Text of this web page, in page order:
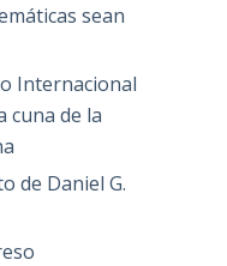
sean
Internacional
cuna de la
de Daniel G.